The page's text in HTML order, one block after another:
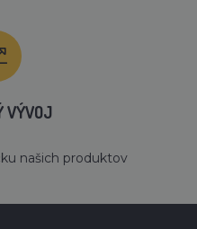
VÝVOJ
našich produktov